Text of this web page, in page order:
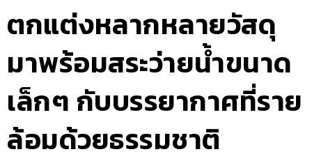
ตกแต่งหลากหลายวัสดุ
มาพร้อมสระว่ายน้ำขนาด
เล็กๆ กับบรรยากาศที่ราย
ล้อมด้วยธรรมชาติ